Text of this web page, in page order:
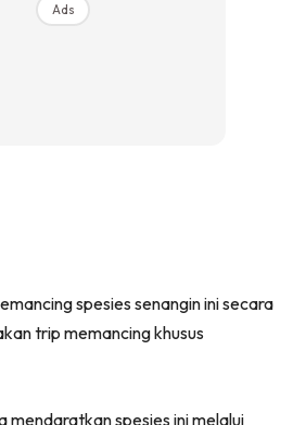
Ads
spesies senangin ini secara
trip memancing khusus
mendaratkan spesies ini melalui